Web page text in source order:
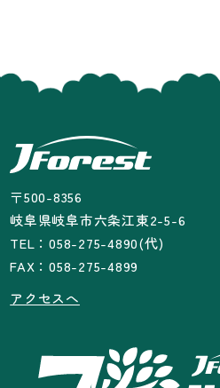
〒500-8356
岐阜県岐阜市六条江東2-5-6
TEL：058-275-4890(代)
FAX：058-275-4899
アクセスへ